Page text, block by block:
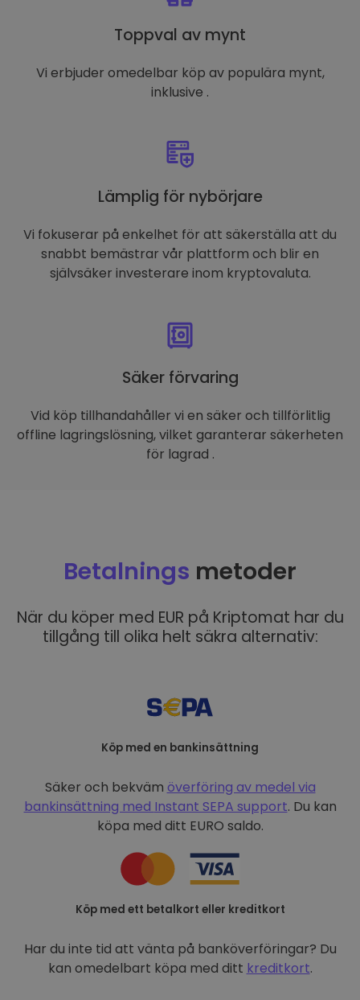
Toppval av mynt
Vi erbjuder omedelbar köp av populära mynt,
inklusive .
Lämplig för nybörjare
Vi fokuserar på enkelhet för att säkerställa att du
snabbt bemästrar vår plattform och blir en
självsäker investerare inom kryptovaluta.
Säker förvaring
Vid köp tillhandahåller vi en säker och tillförlitlig
offline lagringslösning, vilket garanterar säkerheten
för lagrad .
Betalnings metoder
När du köper med EUR på Kriptomat har du
tillgång till olika helt säkra alternativ:
Köp med en bankinsättning
Säker och bekväm överföring av medel via
bankinsättning med Instant SEPA support. Du kan
köpa med ditt EURO saldo.
Köp med ett betalkort eller kreditkort
Har du inte tid att vänta på banköverföringar? Du
kan omedelbart köpa med ditt kreditkort.